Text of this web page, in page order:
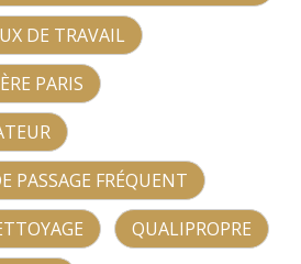
DE TRAVAIL
PARIS
PASSAGE FRÉQUENT
QUALIPROPRE